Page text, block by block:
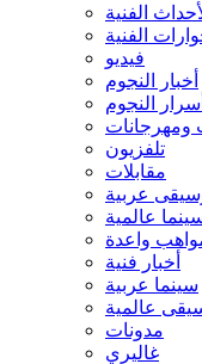
الفنية
الفنية
فيديو
أخبار النجوم
أسرار النجوم
ومهرجانات
تلفزيون
مقابلات
عربية
عالمية
واعدة
أخبار فنية
سينما عربية
عالمية
مدونات
غاليري